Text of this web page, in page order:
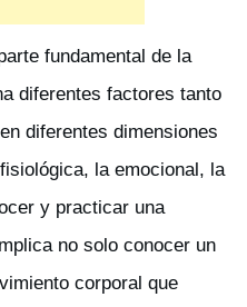
fundamental de la
diferentes factores tanto
diferentes dimensiones
la emocional, la
y practicar una
no solo conocer un
corporal que